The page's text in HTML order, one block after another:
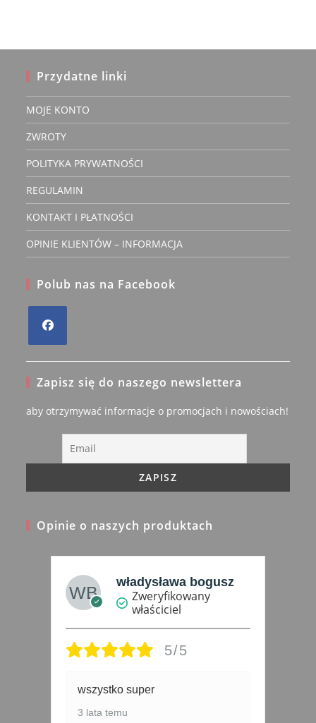
Przydatne linki
MOJE KONTO
ZWROTY
POLITYKA PRYWATNOŚCI
REGULAMIN
KONTAKT I PŁATNOŚCI
OPINIE KLIENTÓW – INFORMACJA
Polub nas na Facebook
a
new
Zapisz się do naszego newslettera
aby otrzymywać informacje o promocjach i nowościach!
Opinie o naszych produktach
władysława bogusz
Zweryfikowany
właściciel
5/5
wszystko super
3 lata temu